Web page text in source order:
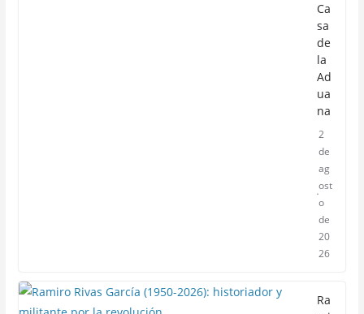
Ca
sa
de
la
Ad
ua
na
2
de
ag
ost
o
de
20
26
Ra